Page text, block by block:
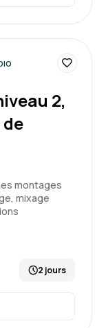
2,
montages
mixage
2 jours